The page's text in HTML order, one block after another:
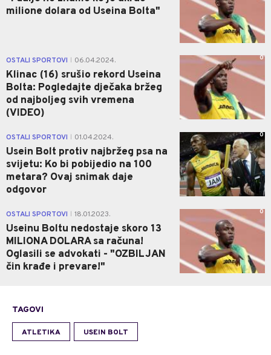
milione dolara od Useina Bolta"
OSTALI SPORTOVI 06.04.2024.
Klinac (16) srušio rekord Useina
Bolta: Pogledajte dječaka bržeg
od najboljeg svih vremena
(VIDEO)
0
OSTALI SPORTOVI 01.04.2024.
Usein Bolt protiv najbržeg psa na
svijetu: Ko bi pobijedio na 100
metara? Ovaj snimak daje
odgovor
0
OSTALI SPORTOVI 18.01.2023.
Useinu Boltu nedostaje skoro 13
MILIONA DOLARA sa računa!
Oglasili se advokati - "OZBILJAN
čin krađe i prevare!"
0
TAGOVI
ATLETIKA USEIN BOLT